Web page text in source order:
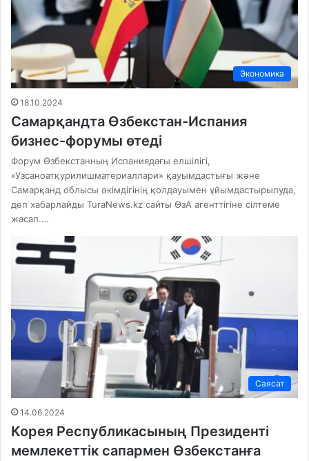
Экономика
18.10.2024
Самарқандта Өзбекстан-Испания
бизнес-форумы өтеді
Форум Өзбекстанның Испаниядағы елшілігі,
«Узсаноатқурилишматериаллари» қауымдастығы және
Самарқанд облысы әкімдігінің қолдауымен ұйымдастырылуда,
деп хабарлайды TuraNews.kz сайты ӨзА агенттігіне сілтеме
жасап.…
Саясат
14.06.2024
Корея Республикасының Президенті
мемлекеттік сапармен Өзбекстанға